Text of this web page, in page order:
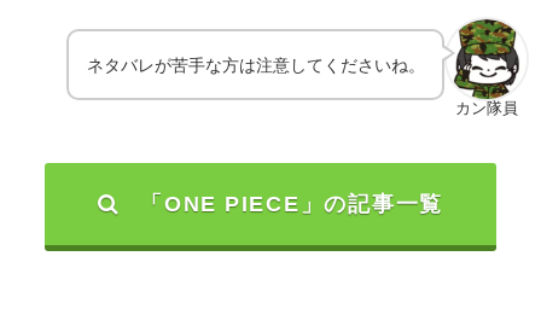
カン隊員
ネタバレが苦手な方は注意してくださいね。
「ONE PIECE」の記事一覧